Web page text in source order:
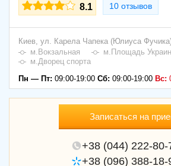
8.1 10 отзывов
Киев, ул. Карела Чапека (Юлиуса
м.Вокзальная
м.Площадь
м.Дворец спорта
Пн — Пт: 09:00-19:00 Сб: 09:00-19:00 Вс:
Записаться на
+38 (044) 222-80-
+38 (096) 388-18-